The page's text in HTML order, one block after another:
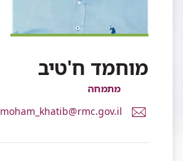
מוחמד ח'טיב
מתמחה
דואר
moham_khatib@rmc.gov.il